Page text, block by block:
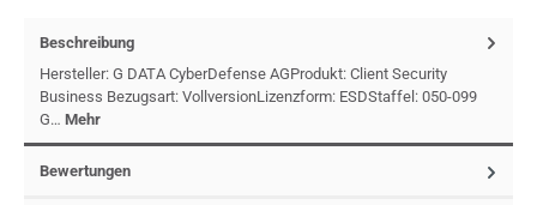
Beschreibung
Hersteller: G DATA CyberDefense AGProdukt: Client Security
Business Bezugsart: VollversionLizenzform: ESDStaffel: 050-099
G… Mehr
Bewertungen